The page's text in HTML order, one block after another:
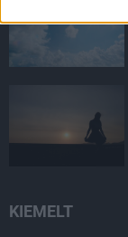
KIEMELT